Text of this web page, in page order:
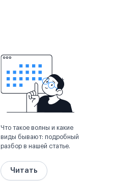
Что такое волны и какие
виды бывают: подробный
разбор в нашей статье.
Читать